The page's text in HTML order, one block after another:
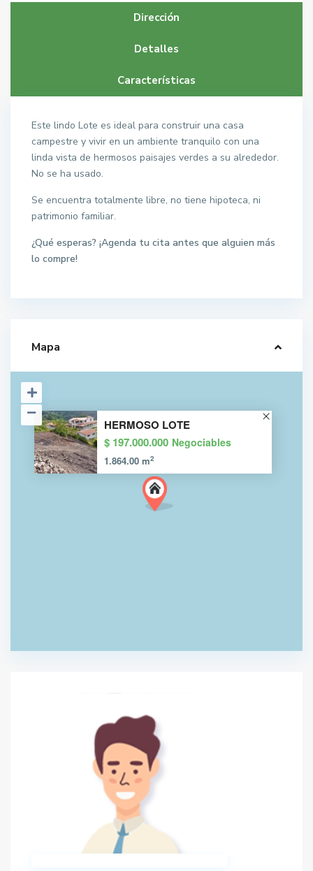
Dirección
Detalles
Características
Este lindo Lote es ideal para construir una casa
campestre y vivir en un ambiente tranquilo con una
linda vista de hermosos paisajes verdes a su alrededor.
No se ha usado.
Se encuentra totalmente libre, no tiene hipoteca, ni
patrimonio familiar.
¿Qué esperas? ¡Agenda tu cita antes que alguien más
lo compre!
Mapa
HERMOSO LOTE
$ 197.000.000 Negociables
1.864.00 m2